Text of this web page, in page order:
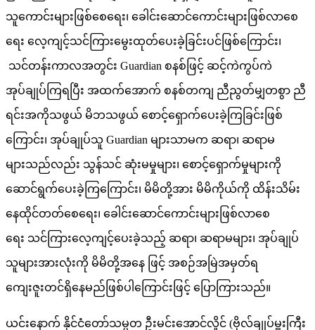
သူကောင်းများဖြစ်စေရေး၊ ခေါင်းဆောင်ကောင်းများဖြစ်လာစေ
ရေး လေ့ကျင့်သင်ကြားမွေးထုတ်ပေးခဲ့ခြင်းပင်ဖြစ်ကြောင်း၊
သင်တန်းကာလအတွင်း Guardian စနစ်ဖြင့် ဆင့်ကဲကွပ်ကဲ
အုပ်ချုပ်ကြရပြီး အထက်အောက် စနစ်တကျ ညီညွတ်မျှတစွာ ညီ
ရင်းအကိုသဖွယ် မိဘသဖွယ် စောင့်ရှောက်ပေးခဲ့ကြခြင်းဖြစ်
ကြောင်း၊ အုပ်ချုပ်သူ Guardian များသာမက ဆရာ၊ ဆရာမ
များသည်လည်း သွန်သင် ဆုံးမမှုများ၊ စောင့်ရှောက်မှုများကို
ဆောင်ရွက်ပေးခဲ့ကြကြောင်း၊ မိမိတို့အား မိမိကိုယ်ကို ထိန်းသိမ်း
နေထိုင်တတ်စေရေး၊ ခေါင်းဆောင်ကောင်းများဖြစ်လာစေ
ရေး သင်ကြားလေ့ကျင့်ပေးခဲ့သည့် ဆရာ၊ ဆရာမများ၊ အုပ်ချုပ်
သူများအားလုံးကို မိမိတို့အနေ ဖြင့် အစဉ်အမြဲအမှတ်ရ
ကျေးဇူးတင်ရှိနေမည်ဖြစ်ပါကြောင်းဖြင့် ပြောကြားသည်။
ယင်းနောက် နိုင်ငံတော်သမ္မတ ဦးမင်းအောင်လှိုင် (ဗိုလ်ချုပ်မှူးကြီး